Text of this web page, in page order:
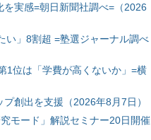
実感=朝日新聞社調べ=（2026
い」8割超 =塾選ジャーナル調べ
1位は「学費が高くないか」=横
創出を支援（2026年8月7日）
モード」解説セミナー20日開催